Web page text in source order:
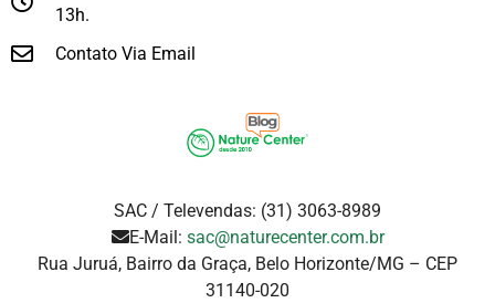
13h.
Contato Via Email
SAC / Televendas: (31) 3063-8989
E-Mail: sac@naturecenter.com.br
Rua Juruá, Bairro da Graça, Belo Horizonte/MG – CEP
31140-020